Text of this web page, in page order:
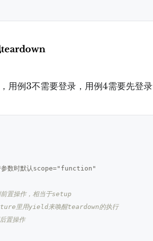
teardown
用例3不需要登录，用例4需要先登录
默认scope="function"
置操作，相当于setup
里用yield来唤醒teardown的执行
置操作